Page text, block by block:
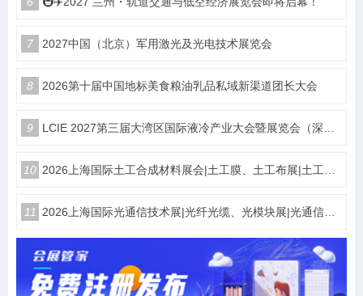
7 2027中国（北京）军用激光及光电技术展览会
8 2026第十届中国地标美食粮油乳品私域新渠道团长大会
9 LCIE 2027第三届大湾区国际液冷产业大会暨展览会（深圳）
10 2026上海国际土工合成材料展会|土工膜、土工布展|土工合成材料仪器、设备展览会
11 2026上海国际光通信技术展|光纤光缆、光模块展|光通信设备展览会